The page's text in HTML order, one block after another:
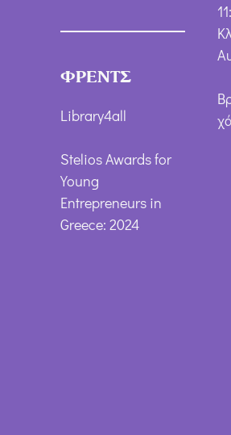
ΦΡΕΝΤΣ
Library4all
Stelios Awards for
Young
Entrepreneurs in
Greece: 2024